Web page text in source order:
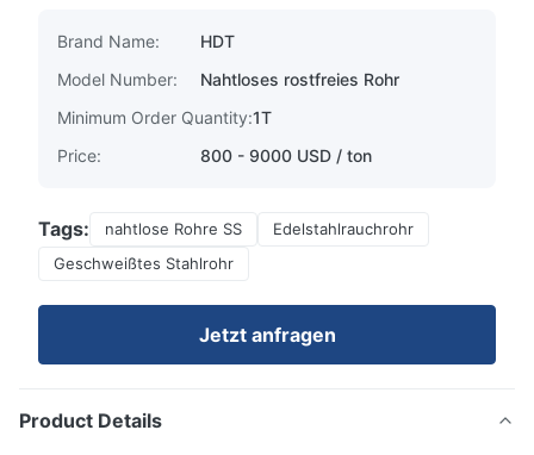
Brand Name:
HDT
Model Number:
Nahtloses rostfreies Rohr
Minimum Order Quantity:1T
Price:
800 - 9000 USD / ton
Tags: nahtlose Rohre SS
Edelstahlrauchrohr
Geschweißtes Stahlrohr
Jetzt anfragen
Product Details